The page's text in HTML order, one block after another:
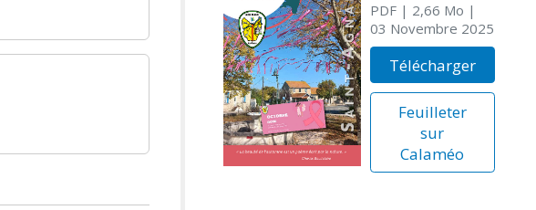
PDF| 2,66 Mo |
03 Novembre 2025
Télécharger
Feuilleter
sur
Calaméo